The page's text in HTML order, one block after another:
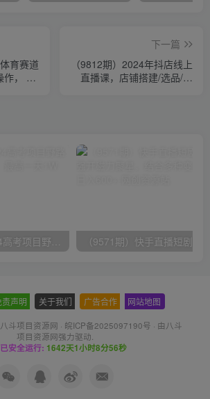
育赛道
作， 日
下一篇
（9812期）2024年抖店线上
直播课，店铺搭建/选品/达
（10150期）2024高考项目野路子玩法，无限裂变，最高一天1W＋！
责声明 关于我们 广告合作 网站地图
八斗项目资源网 · 皖ICP备2025097190号 · 由八斗
项目资源网强力驱动.
安全运行: 1642天1小时8分56秒